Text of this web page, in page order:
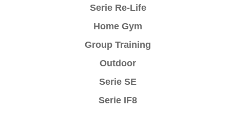
Serie Re-Life
Home Gym
Group Training
Outdoor
Serie SE
Serie IF8